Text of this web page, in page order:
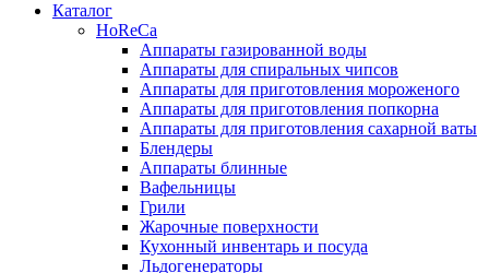
Каталог
HoReCa
Аппараты газированной воды
Аппараты для спиральных чипсов
Аппараты для приготовления мороженого
Аппараты для приготовления попкорна
Аппараты для приготовления сахарной ваты
Блендеры
Аппараты блинные
Вафельницы
Грили
Жарочные поверхности
Кухонный инвентарь и посуда
Льдогенераторы